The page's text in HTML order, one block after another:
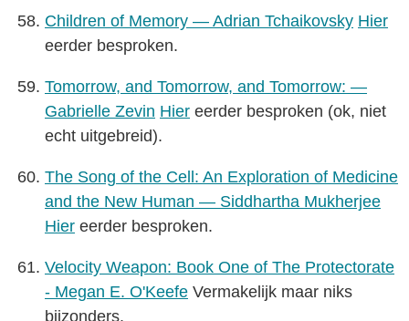
Children of Memory — Adrian Tchaikovsky Hier
eerder besproken.
Tomorrow, and Tomorrow, and Tomorrow: —
Gabrielle Zevin Hier eerder besproken (ok, niet
echt uitgebreid).
The Song of the Cell: An Exploration of Medicine
and the New Human — Siddhartha Mukherjee
Hier eerder besproken.
Velocity Weapon: Book One of The Protectorate
- Megan E. O'Keefe Vermakelijk maar niks
bijzonders.